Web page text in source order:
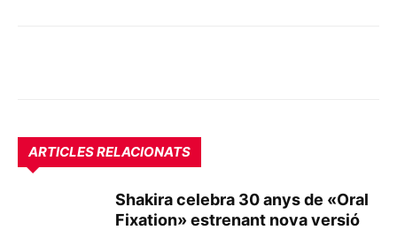
ARTICLES RELACIONATS
Shakira celebra 30 anys de «Oral
Fixation» estrenant nova versió